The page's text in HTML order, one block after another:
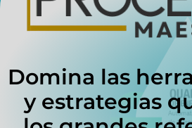
Domina las
y estrategias